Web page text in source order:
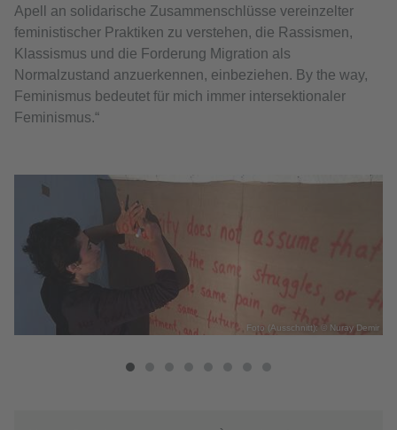
Apell an solidarische Zusammenschlüsse vereinzelter
feministischer Praktiken zu verstehen, die Rassismen,
Klassismus und die Forderung Migration als
Normalzustand anzuerkennen, einbeziehen. By the way,
Feminismus bedeutet für mich immer intersektionaler
Feminismus.“
Foto (Ausschnitt): © Nuray Demir